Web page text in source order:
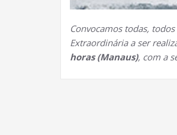
Convocamos todas,
Extraordinária a ser
horas (Manaus), com a